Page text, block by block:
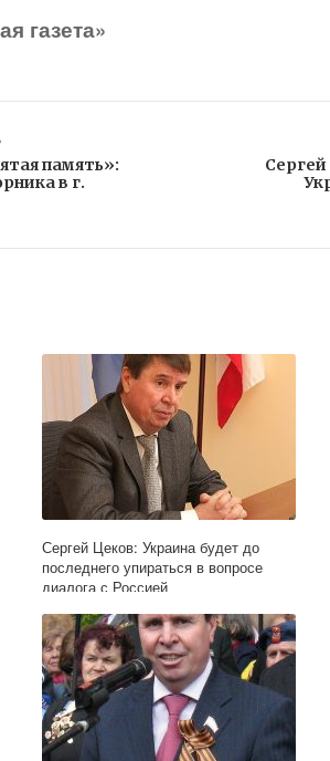
газета»
память»:
в г.
Сергей Цеков: Украина будет до
последнего упираться в вопросе
диалога с Россией